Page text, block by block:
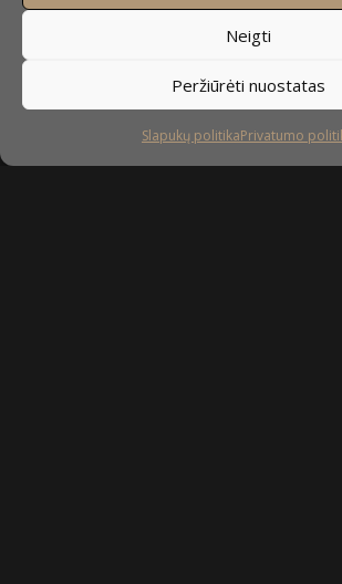
Neigti
Peržiūrėti nuostatas
Slapukų politikaPrivatumo
Sekite mus